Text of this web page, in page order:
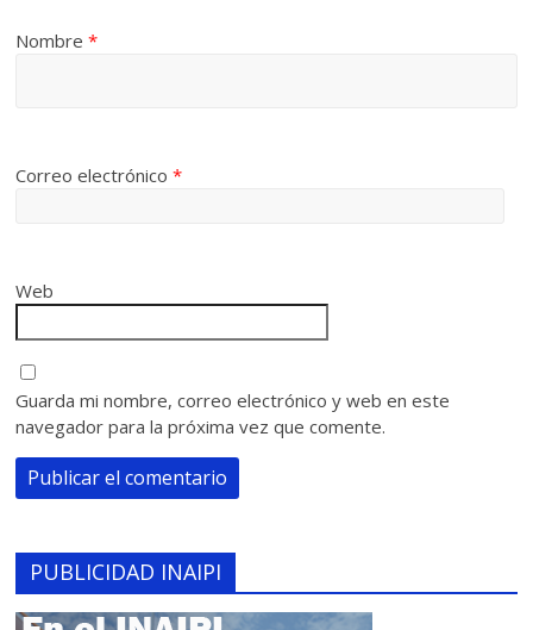
Nombre*
Correo electrónico*
Web
Guarda mi nombre, correo electrónico y web en este
navegador para la próxima vez que comente.
PUBLICIDAD INAIPI